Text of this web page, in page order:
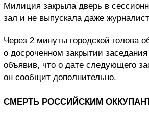
Милиция закрыла дверь в
зал и не выпускала даже
Через 2 минуты городской голова
о досроченном закрытии
объявив, что о дате следующего
он сообщит дополнительно.
СМЕРТЬ РОССИЙСКИМ